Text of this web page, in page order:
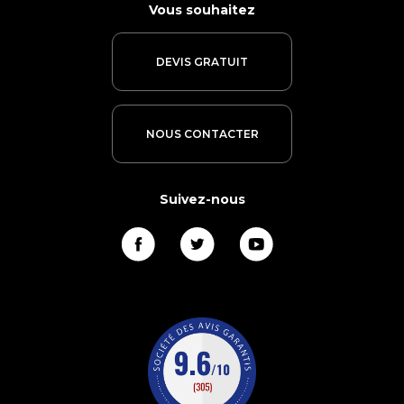
Vous souhaitez
DEVIS GRATUIT
NOUS CONTACTER
Suivez-nous